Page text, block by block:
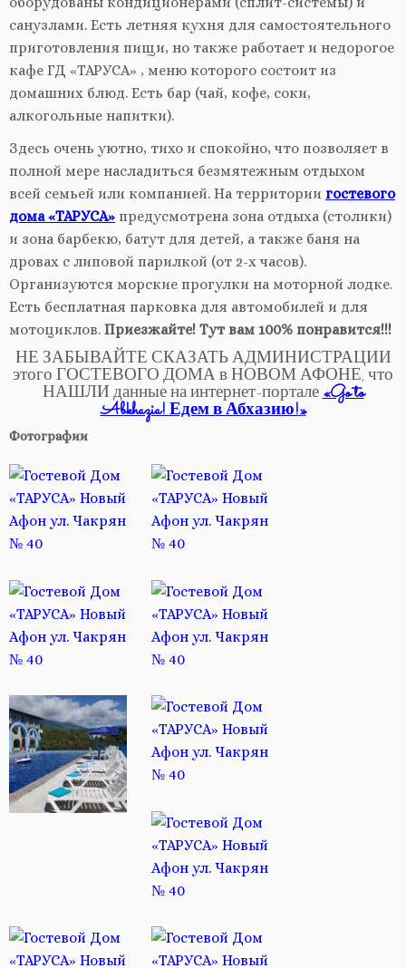
санузлами. Есть летняя кухня для самостоятельного
приготовления пищи, но также работает и недорогое
кафе ГД «ТАРУСА» , меню которого состоит из
домашних блюд. Есть бар (чай, кофе, соки,
алкогольные напитки).
Здесь очень уютно, тихо и спокойно, что позволяет в
полной мере насладиться безмятежным отдыхом
всей семьей или компанией. На территории гостевого
дома «ТАРУСА» предусмотрена зона отдыха (столики)
и зона барбекю, батут для детей, а также баня на
дровах с липовой парилкой (от 2-х часов).
Организуются морские прогулки на моторной лодке.
Есть бесплатная парковка для автомобилей и для
мотоциклов. Приезжайте! Тут вам 100% понравится!!!
НЕ ЗАБЫВАЙТЕ СКАЗАТЬ АДМИНИСТРАЦИИ
этого ГОСТЕВОГО ДОМА в НОВОМ АФОНЕ, что
НАШЛИ данные на интернет-портале«Go to
Abkhazia! Едем в Абхазию!»
Фотографии